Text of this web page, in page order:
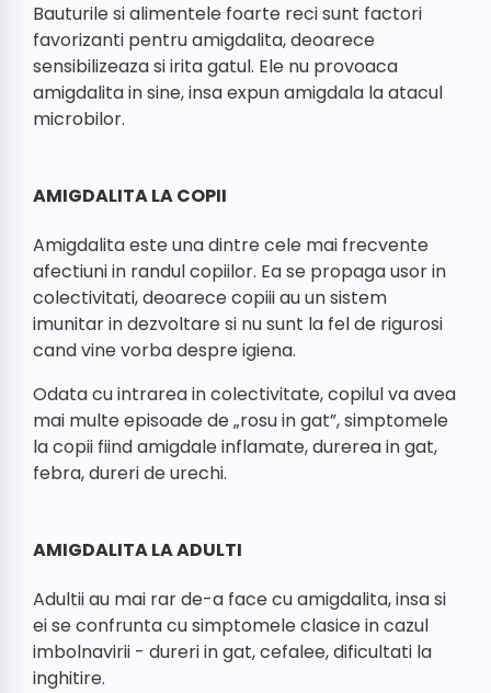
Bauturile si alimentele foarte reci sunt factori
favorizanti pentru amigdalita, deoarece
sensibilizeaza si irita gatul. Ele nu provoaca
amigdalita in sine, insa expun amigdala la atacul
microbilor.
AMIGDALITA LA COPII
Amigdalita este una dintre cele mai frecvente
afectiuni in randul copiilor. Ea se propaga usor in
colectivitati, deoarece copiii au un sistem
imunitar in dezvoltare si nu sunt la fel de rigurosi
cand vine vorba despre igiena.
Odata cu intrarea in colectivitate, copilul va avea
mai multe episoade de „rosu in gat”, simptomele
la copii fiind amigdale inflamate, durerea in gat,
febra, dureri de urechi.
AMIGDALITA LA ADULTI
Adultii au mai rar de-a face cu amigdalita, insa si
ei se confrunta cu simptomele clasice in cazul
imbolnavirii - dureri in gat, cefalee, dificultati la
inghitire.